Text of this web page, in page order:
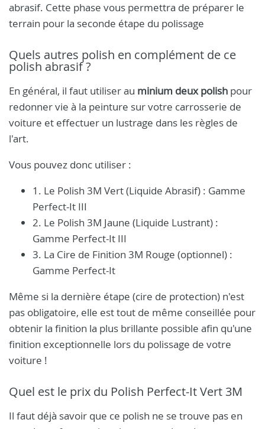
abrasif. Cette phase vous permettra de préparer le
terrain pour la seconde étape du polissage
Quels autres polish en complément de ce
polish abrasif ?
En général, il faut utiliser au minium deux polish pour
redonner vie à la peinture sur votre carrosserie de
voiture et effectuer un lustrage dans les règles de
l'art.
Vous pouvez donc utiliser :
1. Le Polish 3M Vert (Liquide Abrasif) : Gamme
Perfect-It III
2. Le Polish 3M Jaune (Liquide Lustrant) :
Gamme Perfect-It III
3. La Cire de Finition 3M Rouge (optionnel) :
Gamme Perfect-It
Même si la dernière étape (cire de protection) n'est
pas obligatoire, elle est tout de même conseillée pour
obtenir la finition la plus brillante possible afin qu'une
finition exceptionnelle lors du polissage de votre
voiture !
Quel est le prix du Polish Perfect-It Vert 3M
Il faut déjà savoir que ce polish ne se trouve pas en